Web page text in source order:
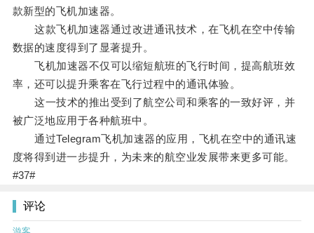
款新型的飞机加速器。
这款飞机加速器通过改进通讯技术，在飞机在空中传输
数据的速度得到了显著提升。
飞机加速器不仅可以缩短航班的飞行时间，提高航班效
率，还可以提升乘客在飞行过程中的通讯体验。
这一技术的推出受到了航空公司和乘客的一致好评，并
被广泛地应用于各种航班中。
通过Telegram飞机加速器的应用，飞机在空中的通讯速
度将得到进一步提升，为未来的航空业发展带来更多可能。
#37#
评论